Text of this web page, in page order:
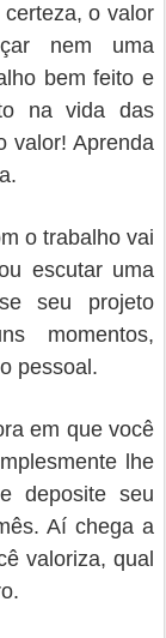
o valor
nem uma
bem feito e
na vida das
valor! Aprenda
o trabalho vai
escutar uma
seu projeto
momentos,
pessoal.
em que você
lhe
deposite seu
Aí chega a
valoriza, qual